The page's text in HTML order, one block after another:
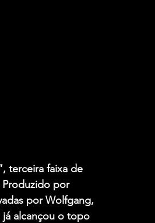
, terceira faixa de
Produzido por
por Wolfgang,
já alcançou o topo